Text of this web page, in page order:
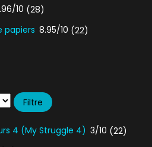
10 (28)
papiers 8.95/10 (22)
4 (My Struggle 4) 3/10 (22)